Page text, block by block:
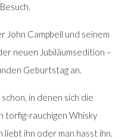
John Campbell und seinem
neuen Jubiläumsedition –
Geburtstag an.
in denen sich die
torfig-rauchigen Whisky
ihn oder man hasst ihn.